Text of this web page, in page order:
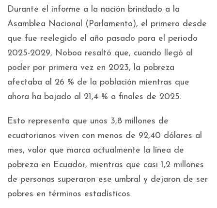
Durante el informe a la nación brindado a la
Asamblea Nacional (Parlamento), el primero desde
que fue reelegido el año pasado para el periodo
2025-2029, Noboa resaltó que, cuando llegó al
poder por primera vez en 2023, la pobreza
afectaba al 26 % de la población mientras que
ahora ha bajado al 21,4 % a finales de 2025.
Esto representa que unos 3,8 millones de
ecuatorianos viven con menos de 92,40 dólares al
mes, valor que marca actualmente la línea de
pobreza en Ecuador, mientras que casi 1,2 millones
de personas superaron ese umbral y dejaron de ser
pobres en términos estadísticos.